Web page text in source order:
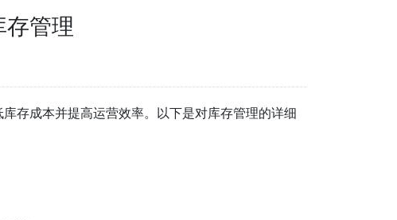
管理
存成本并提高运营效率。以下是对库存管理的详细